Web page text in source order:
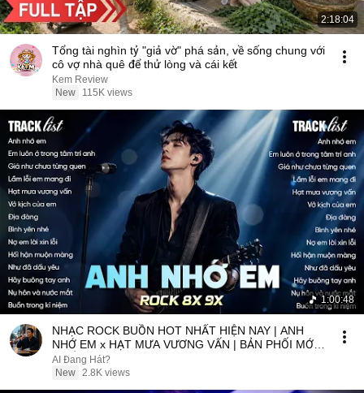
2:18:04
Tổng tài nghìn tỷ "giả vờ" phá sản, về sống chung với
cô vợ nhà quê để thử lòng và cái kết
Kem Review
New
115K views
1:00:48
NHẠC ROCK BUỒN HOT NHẤT HIỆN NAY | ANH
NHỚ EM x HẠT MƯA VƯƠNG VẤN | BẢN PHỐI MỚI
NHẤT
AI Đang Hát?
New 2.8K views